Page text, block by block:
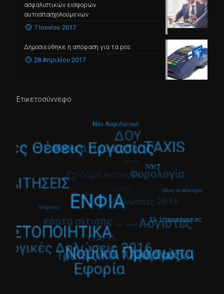
ασφαλιστικών εισφορών
αυτοαπασχολούμενων
7 Ιουνίου 2017
Δημοσιεύθηκε η απόφαση για τα pos
28 Απριλίου 2017
Ετικετοσύννεφο